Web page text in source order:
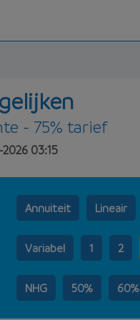
- 75% tarief
03:15
Annuiteit Lineair
Variabel 1 2
NHG 50% 60%